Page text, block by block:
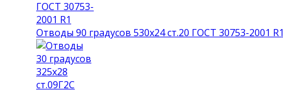
Отводы 90 градусов 530х24 ст.20 ГОСТ 30753-2001 R1